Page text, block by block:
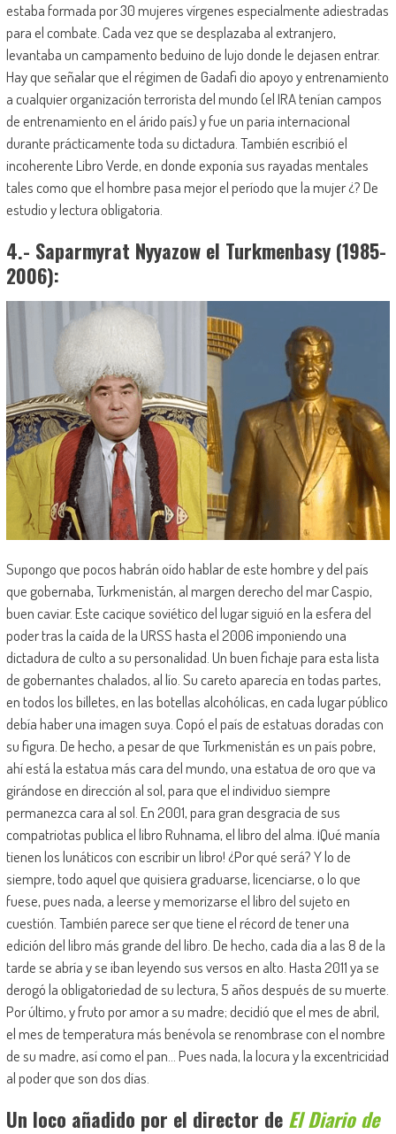
estaba formada por 30 mujeres vírgenes especialmente adiestradas
para el combate. Cada vez que se desplazaba al extranjero,
levantaba un campamento beduino de lujo donde le dejasen entrar.
Hay que señalar que el régimen de Gadafi dio apoyo y entrenamiento
a cualquier organización terrorista del mundo (el IRA tenían campos
de entrenamiento en el árido país) y fue un paria internacional
durante prácticamente toda su dictadura. También escribió el
incoherente Libro Verde, en donde exponía sus rayadas mentales
tales como que el hombre pasa mejor el período que la mujer ¿? De
estudio y lectura obligatoria.
4.- Saparmyrat Nyyazow el Turkmenbasy (1985-
2006):
Supongo que pocos habrán oído hablar de este hombre y del país
que gobernaba, Turkmenistán, al margen derecho del mar Caspio,
buen caviar. Este cacique soviético del lugar siguió en la esfera del
poder tras la caída de la URSS hasta el 2006 imponiendo una
dictadura de culto a su personalidad. Un buen fichaje para esta lista
de gobernantes chalados, al lío. Su careto aparecía en todas partes,
en todos los billetes, en las botellas alcohólicas, en cada lugar público
debía haber una imagen suya. Copó el país de estatuas doradas con
su figura. De hecho, a pesar de que Turkmenistán es un país pobre,
ahí está la estatua más cara del mundo, una estatua de oro que va
girándose en dirección al sol, para que el individuo siempre
permanezca cara al sol. En 2001, para gran desgracia de sus
compatriotas publica el libro Ruhnama, el libro del alma. ¡Qué manía
tienen los lunáticos con escribir un libro! ¿Por qué será? Y lo de
siempre, todo aquel que quisiera graduarse, licenciarse, o lo que
fuese, pues nada, a leerse y memorizarse el libro del sujeto en
cuestión. También parece ser que tiene el récord de tener una
edición del libro más grande del libro. De hecho, cada día a las 8 de la
tarde se abría y se iban leyendo sus versos en alto. Hasta 2011 ya se
derogó la obligatoriedad de su lectura, 5 años después de su muerte.
Por último, y fruto por amor a su madre; decidió que el mes de abril,
el mes de temperatura más benévola se renombrase con el nombre
de su madre, así como el pan… Pues nada, la locura y la excentricidad
al poder que son dos días.
Un loco añadido por el director de El Diario de